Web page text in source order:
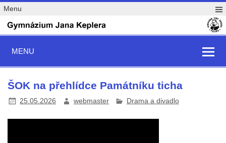
Menu
MENU
ŠOK na přehlídce Památníku ticha
25.05.2026 webmaster Drama a divadlo